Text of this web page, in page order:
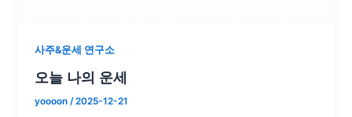
사주&운세 연구소
오늘 나의 운세
yoooon/2025-12-21